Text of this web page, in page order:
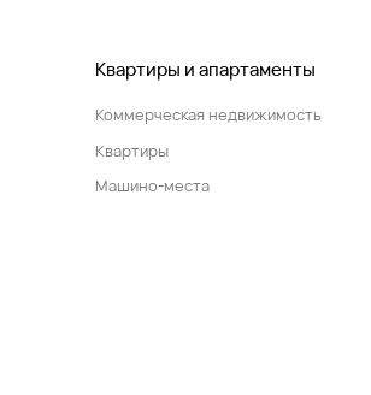
Квартиры и апартаменты
Коммерческая недвижимость
Квартиры
Машино-места